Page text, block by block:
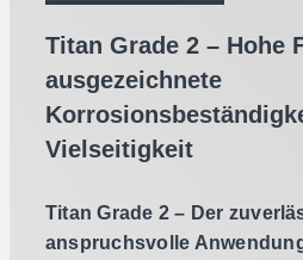
Titan Grade 2 – Hohe
ausgezeichnete
Vielseitigkeit
Titan Grade 2 – Der
anspruchsvolle